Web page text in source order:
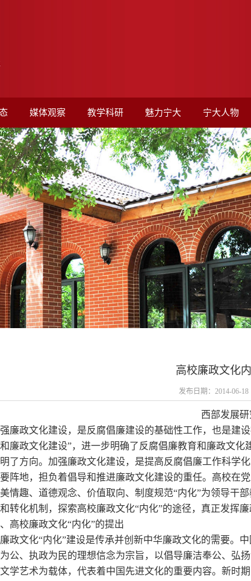
媒体观察 教学科研 魅力宁大 宁大人物
高校廉政文化
发布日期：2014-06-
西部发展
廉政文化建设，是反腐倡廉建设的基础性工作，也是建
廉政文化建设”，进一步明确了反腐倡廉教育和廉政文
了方向。加强廉政文化建设，是提高反腐倡廉工作科学
阵地，担负着倡导和推进廉政文化建设的重任。高校在
情趣、道德观念、价值取向、制度规范“内化”为领导干
转化机制，探索高校廉政文化“内化”的途径，真正发挥
高校廉政文化“内化”的提出
政文化“内化”建设是传承并创新中华廉政文化的需要。
公、执政为民的理想信念为宗旨，以倡导廉洁奉公、弘
学艺术为载体，代表着中国先进文化的重要内容。新时